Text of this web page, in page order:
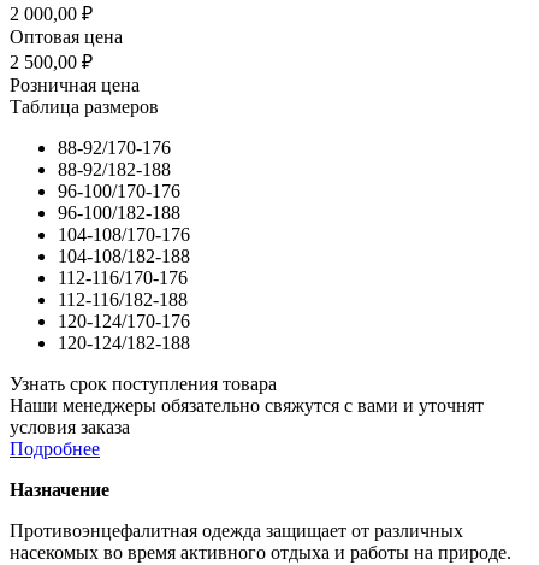
2 000,00 ₽
Оптовая цена
2 500,00 ₽
Розничная цена
Таблица размеров
88-92/170-176
88-92/182-188
96-100/170-176
96-100/182-188
104-108/170-176
104-108/182-188
112-116/170-176
112-116/182-188
120-124/170-176
120-124/182-188
Узнать срок поступления товара
Наши менеджеры обязательно свяжутся с вами и уточнят
условия заказа
Подробнее
Назначение
Противоэнцефалитная одежда защищает от различных
насекомых во время активного отдыха и работы на природе.